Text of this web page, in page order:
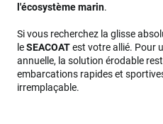
l'écosystème marin.
Si vous recherchez la glisse
leSEACOATest votre allié. Pour
annuelle, la solution érodable
embarcations rapides et
irremplaçable.